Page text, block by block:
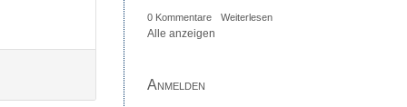
0 Kommentare Weiterlesen
Alle anzeigen
Anmelden